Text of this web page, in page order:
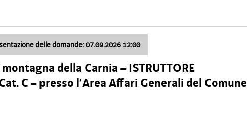
delle domande: 07.09.2026 12:00
della Carnia – ISTRUTTORE
C – presso l’Area Affari Generali del Comune